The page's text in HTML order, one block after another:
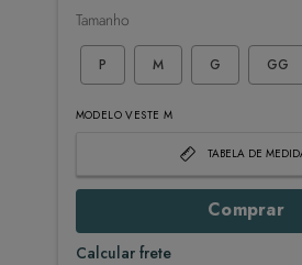
Tamanho
P M G GG
MODELO VESTE M
TABELA DE
Comprar
Calcular frete